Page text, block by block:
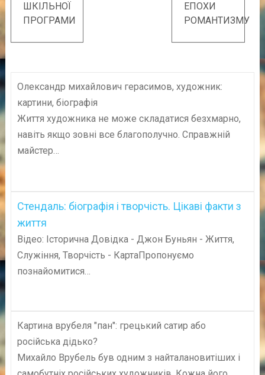
ШКІЛЬНОЇ
ПРОГРАМИ
ЕПОХИ
РОМАНТИЗМУ
Олександр михайлович герасимов, художник:
картини, біографія
Життя художника не може складатися безхмарно,
навіть якщо зовні все благополучно. Справжній
майстер…
Стендаль: біографія і творчість. Цікаві факти з
життя
Відео: Історична Довідка - Джон Буньян - Життя,
Служіння, Творчість - КартаПропонуємо
познайомитися…
Картина врубеля "пан": грецький сатир або
російська дідько?
Михайло Врубель був одним з найталановитіших і